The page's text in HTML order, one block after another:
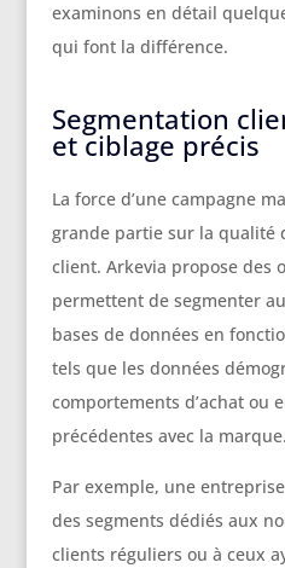
examinons en détail
qui font la différence.
Segmentation
et ciblage précis
La force d’une campagne
grande partie sur la qualité
client. Arkevia propose des
permettent de segmenter
bases de données en
tels que les données
comportements d’achat ou
précédentes avec la marque.
Par exemple, une
des segments dédiés aux
clients réguliers ou à ceux